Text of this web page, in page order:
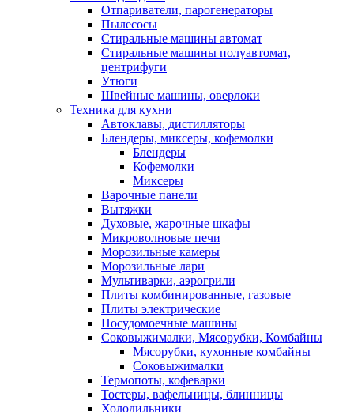
Отпариватели, парогенераторы
Пылесосы
Стиральные машины автомат
Стиральные машины полуавтомат,
центрифуги
Утюги
Швейные машины, оверлоки
Техника для кухни
Автоклавы, дистилляторы
Блендеры, миксеры, кофемолки
Блендеры
Кофемолки
Миксеры
Варочные панели
Вытяжки
Духовые, жарочные шкафы
Микроволновые печи
Морозильные камеры
Морозильные лари
Мультиварки, аэрогрили
Плиты комбинированные, газовые
Плиты электрические
Посудомоечные машины
Соковыжималки, Мясорубки, Комбайны
Мясорубки, кухонные комбайны
Соковыжималки
Термопоты, кофеварки
Тостеры, вафельницы, блинницы
Холодильники